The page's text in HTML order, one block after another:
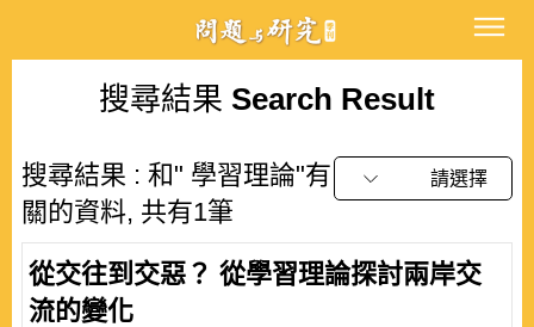
搜尋結果 Search Result
搜尋結果 : 和" 學習理論"有
關的資料, 共有1筆
請選擇
從交往到交惡？ 從學習理論探討兩岸交
流的變化